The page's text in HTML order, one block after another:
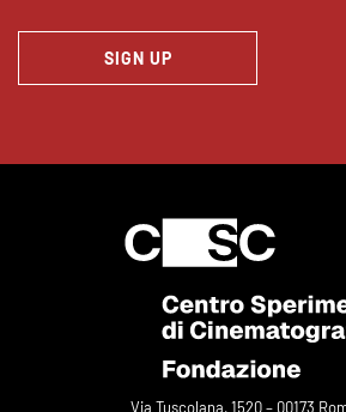
SIGN UP
Via Tuscolana, 1520 – 00173